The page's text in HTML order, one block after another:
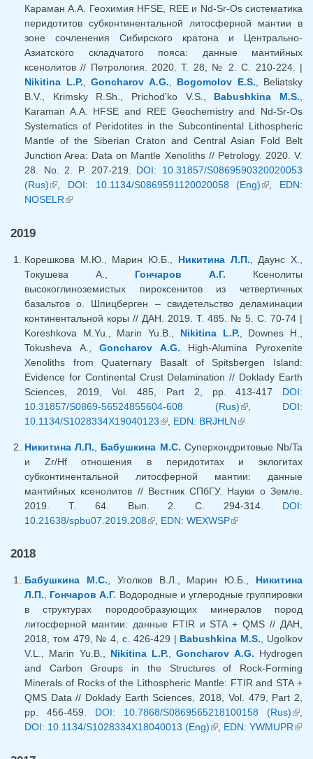
Караман А.А. Геохимия HFSE, REE и Nd-Sr-Os систематика
перидотитов субконтинентальной литосферной мантии в
зоне сочленения Сибирского кратона и Центрально-
Азиатского складчатого пояса: данные мантийных
ксенолитов // Петрология. 2020. Т. 28, № 2. С. 210-224. |
Nikitina L.P.
Goncharov A.G. Bogomolov E.S. , Beliatsky
B.V., Krimsky R.Sh., Prichod'ko V.S., Babushkina M.S.
Karaman A.A. HFSE and REE Geochemistry and Nd-Sr-Os
Systematics of Peridotites in the Subcontinental Lithospheric
Mantle of the Siberian Craton and Central Asian Fold Belt
Junction Area: Data on Mantle Xenoliths // Petrology. 2020. V.
28. No. 2. P. 207-219. DOI: 10.31857/S0869590320020053
(Rus)(внешняя ссылка)
DOI: 10.1134/S0869591120020058 (Eng)(внешняя
EDN:
NOSELR(внешняя ссылка)
2019
Корешкова М.Ю., Марин Ю.Б., Никитина Л.П. , Даунс Х.,
Токушева А., Гончаров А.Г. Ксенолиты
высокоглиноземистых пироксенитов из четвертичных
базальтов о. Шпицберген – свидетельство деламинации
континентальной коры // ДАН. 2019. Т. 485. № 5. С. 70-74 |
Koreshkova M.Yu., Marin Yu.B., Nikitina L.P. , Downes H.,
Tokusheva A.,Goncharov A.G. High-Alumina Pyroxenite
Xenoliths from Quaternary Basalt of Spitsbergen Island:
Evidence for Continental Crust Delamination // Doklady Earth
Sciences, 2019, Vol. 485, Part 2, pp. 413-417 DOI:
10.31857/S0869-56524855604-608 (Rus)(внешняя
ссылка)
, DOI:
10.1134/S1028334X19040123(внешняя ссылка)
EDN: BRJHLN(внешняя
Никитина Л.П.
Бабушкина М.С. Суперхондритовые Nb/Ta
и Zr/Hf отношения в перидотитах и эклогитах
субконтинентальной литосферной мантии: данные
мантийных ксенолитов // Вестник СПбГУ. Науки о Земле.
2019. Т. 64. Вып. 2. С. 294-314. DOI:
10.21638/spbu07.2019.208(внешняя ссылка)
EDN: WEXWSP(внешняя
2018
Бабушкина М.С. , Уголков В.Л., Марин Ю.Б., Никитина
Л.П.
Гончаров А.Г. Водородные и углеродные группировки
в структурах породообразующих минералов пород
литосферной мантии: данные FTIR и STA + QMS // ДАН,
2018, том 479, № 4, с. 426-429 | Babushkina M.S. , Ugolkov
V.L., Marin Yu.B., Nikitina L.P. ,Goncharov A.G. Hydrogen
and Carbon Groups in the Structures of Rock-Forming
Minerals of Rocks of the Lithospheric Mantle: FTIR and STA +
QMS Data // Doklady Earth Sciences, 2018, Vol. 479, Part 2,
pp. 456-459. DOI: 10.7868/S0869565218100158 (Rus)
DOI: 10.1134/S1028334X18040013 (Eng)(внешняя ссылка)
EDN: YWMUPR